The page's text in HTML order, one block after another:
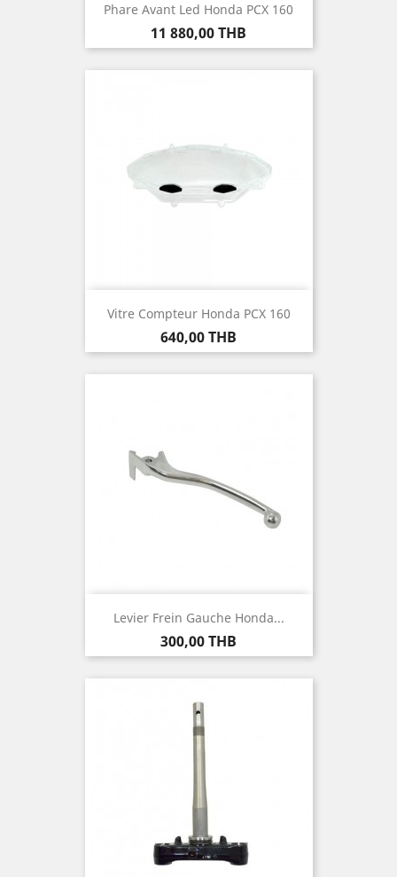
Phare Avant Led Honda PCX 160
Prix
11 880,00 THB
Vitre Compteur Honda PCX 160
Prix
640,00 THB
Levier Frein Gauche Honda...
Prix
300,00 THB